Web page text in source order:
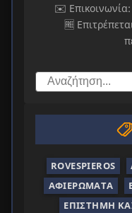
✉️ Επικοινωνία:
🆓
ROVESPIEROS
ΑΦΙΕΡΏΜΑΤΑ
ΕΠΙΣΤΉΜΗ